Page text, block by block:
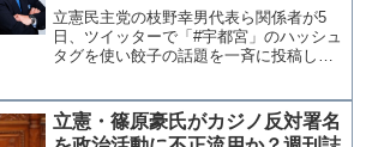
もトレンド入りせず
立憲民主党の枝野幸男代表ら関係者が5
日、ツイッターで「#宇都宮」のハッシュ
タグを使い餃子の話題を一斉に投稿して
思われるが、公職選挙法では投票日当日
の選挙運動を禁じており...
立憲・篠原豪氏がカジノ反対署名